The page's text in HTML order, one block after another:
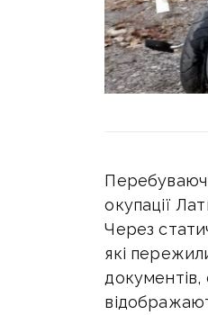
окупації
Через
які
документів,